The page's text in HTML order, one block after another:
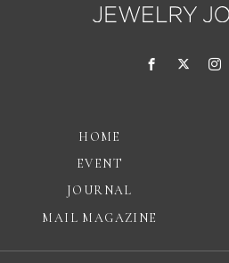
HOME
EVENT
JOURNAL
MAIL MAGAZINE